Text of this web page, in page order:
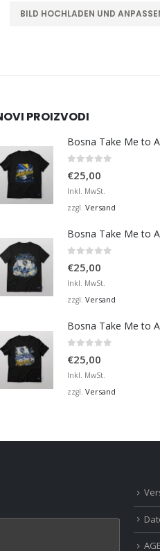
BILD HOCHLADEN UND
PROIZVODI
€25,00
Inkl. MwSt.
zzgl. Versand
€25,00
Inkl. MwSt.
zzgl. Versand
€25,00
Inkl. MwSt.
zzgl. Versand